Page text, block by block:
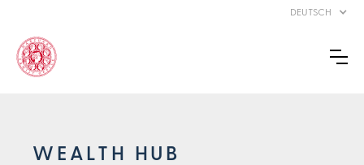
DEUTSCH
WEALTH HUB